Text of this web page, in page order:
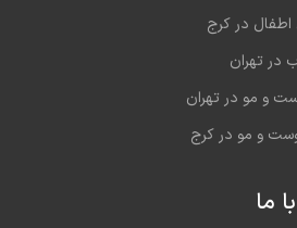
در کرج
در تهران
و مو در تهران
و مو در کرج
ما